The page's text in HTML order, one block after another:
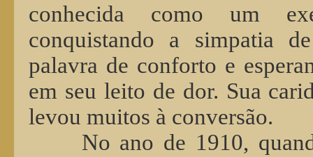
conhecida como um
conquistando a simpatia
palavra de conforto e
em seu leito de dor. Sua
levou muitos à conversão.
No ano de 1910,